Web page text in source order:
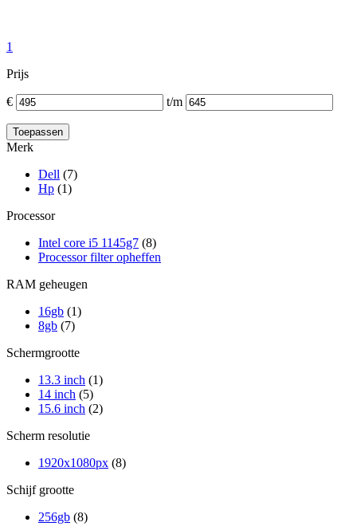
1
Prijs
€ t/m
Merk
Dell (7)
Hp (1)
Processor
Intel core i5 1145g7 (8)
Processor filter opheffen
RAM geheugen
16gb (1)
8gb (7)
Schermgrootte
13.3 inch (1)
14 inch (5)
15.6 inch (2)
Scherm resolutie
1920x1080px (8)
Schijf grootte
256gb (8)